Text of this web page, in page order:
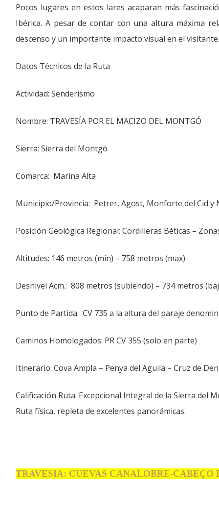
Pocos lugares en estos lares acaparan más
Ibérica. A pesar de contar con una altura máxima
descenso y un importante impacto visual en el
Datos Técnicos de la Ruta
Actividad: Senderismo
Nombre: TRAVESÍA POR EL MACIZO DEL MONTGÓ
Sierra: Sierra del Montgó
Comarca: Marina Alta
Municipio/Provincia: Petrer, Agost, Monforte del Cid y
Posición Geológica Regional: Cordilleras Béticas –
Altitudes: 146 metros (min) – 758 metros (max)
Desnivel Acm.: 808 metros (subiendo) – 734 metros
Punto de Partida: CV 735 a la altura del paraje
Caminos Homologados: PR CV 355 (solo en parte)
Itinerario: Cova Ampla – Penya del Aguila – Cruz de
Calificación Ruta: Excepcional Integral de la Sierra del
Ruta física, repleta de excelentes panorámicas.
TRAVESIA: CUEVAS CANALOBRE-CABEÇO